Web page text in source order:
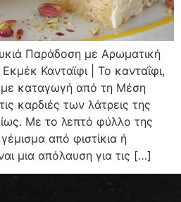
Παράδοση με Αρωματική
Κανταϊφι | Το κανταΐφι,
με καταγωγή από τη Μέση
καρδιές των λάτρεις της
Με το λεπτό φύλλο της
από φιστίκια ή
μια απόλαυση για τις […]